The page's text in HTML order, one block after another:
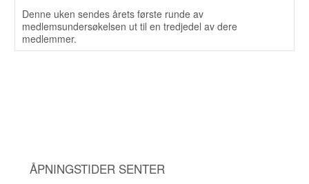
Denne uken sendes årets første runde av
medlemsundersøkelsen ut til en tredjedel av dere
medlemmer.
ÅPNINGSTIDER SENTER